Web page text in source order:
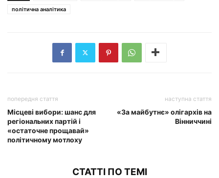
політична аналітика
попередня стаття
Місцеві вибори: шанс для
регіональних партій і
«остаточне прощавай»
політичному мотлоху
наступна стаття
«За майбутнє» олігархів на
Вінниччині
СТАТТІ ПО ТЕМІ